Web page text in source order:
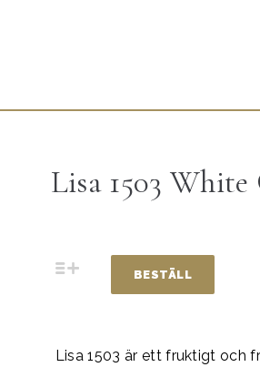
Lisa 1503
BESTÄLL
Lisa 1503 är ett fruktigt och